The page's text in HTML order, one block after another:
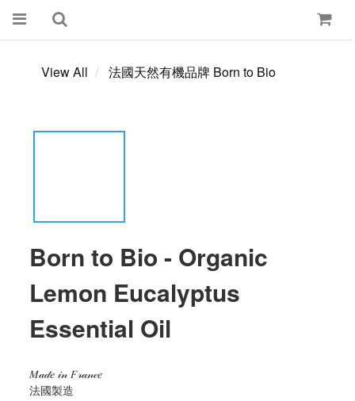
View All 法國天然有機品牌 Born to Bio
Born to Bio - Organic
Lemon Eucalyptus
Essential Oil
𝑀𝒶𝒹𝑒 𝒾𝓃 𝐹𝓇𝒶𝓃𝒸𝑒
法國製造